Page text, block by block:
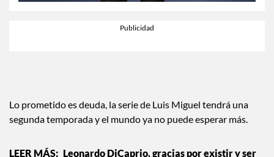
Lo prometido es deuda, la serie de Luis Miguel tendrá una
segunda temporada y el mundo ya no puede esperar más.
Leonardo DiCaprio, gracias por existir y ser